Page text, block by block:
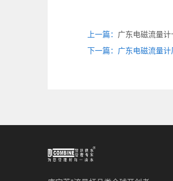
上一篇： 广东电磁流量计
下一篇：广东电磁流量计